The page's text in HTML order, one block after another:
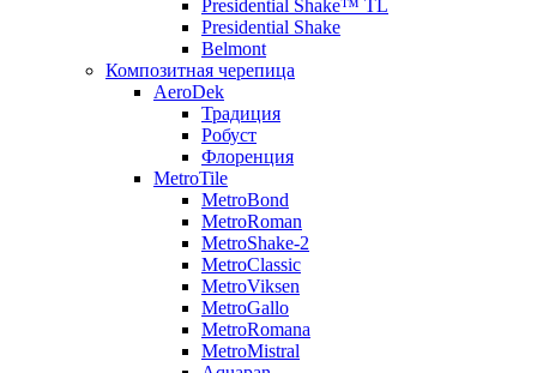
Presidential Shake™ TL
Presidential Shake
Belmont
Композитная черепица
AeroDek
Традиция
Робуст
Флоренция
MetroTile
MetroBond
MetroRoman
MetroShake-2
MetroClassic
MetroViksen
MetroGallo
MetroRomana
MetroMistral